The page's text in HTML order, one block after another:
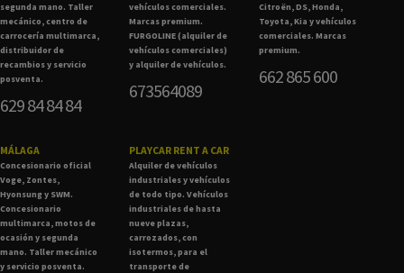
segunda mano. Taller
mecánico, centro de
carrocería multimarca,
distribuidor de
recambios y servicio
posventa.
629 84 84 84
vehículos comerciales.
Marcas premium.
FURGOLINE (alquiler de
vehículos comerciales)
y alquiler de vehículos.
673564089
Citroën, DS, Honda,
Toyota, Kia y vehículos
comerciales. Marcas
premium.
662 865 600
MÁLAGA
Concesionario oficial
Voge, Zontes,
Hyonsung y SWM.
Concesionario
multimarca, motos de
ocasión y segunda
mano. Taller mecánico
y servicio posventa.
PLAYCAR RENT A CAR
Alquiler de vehículos
industriales y vehículos
de todo tipo. Vehículos
industriales de hasta
nueve plazas,
carrozados, con
isotermos, para el
transporte de